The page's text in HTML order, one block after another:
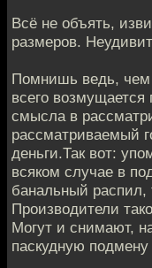
Всё не объять,
размеров.
Помнишь ведь, чем
всего возмущается
смысла в
рассматриваемый
деньги.Так вот:
всяком случае в
банальный распил,
Производители
Могут и снимают,
паскудную подмену